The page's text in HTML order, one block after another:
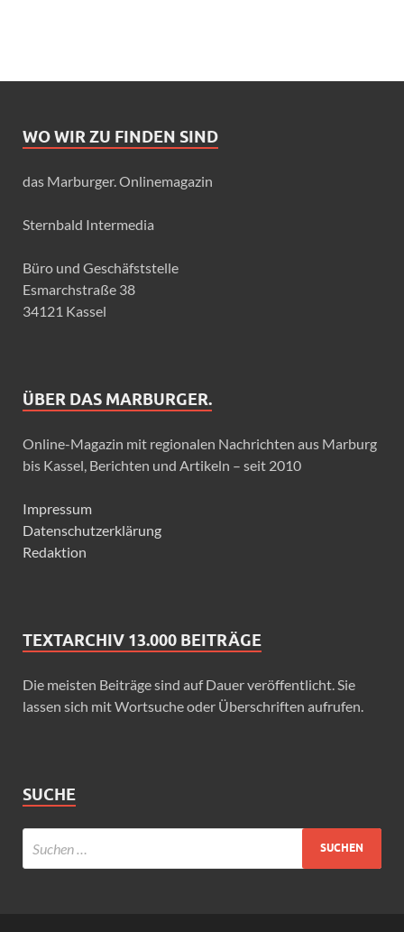
WO WIR ZU FINDEN SIND
das Marburger. Onlinemagazin
Sternbald Intermedia
Büro und Geschäfststelle
Esmarchstraße 38
34121 Kassel
ÜBER DAS MARBURGER.
Online-Magazin mit regionalen Nachrichten aus Marburg
bis Kassel, Berichten und Artikeln – seit 2010
Impressum
Datenschutzerklärung
Redaktion
TEXTARCHIV 13.000 BEITRÄGE
Die meisten Beiträge sind auf Dauer veröffentlicht. Sie
lassen sich mit Wortsuche oder Überschriften aufrufen.
SUCHE